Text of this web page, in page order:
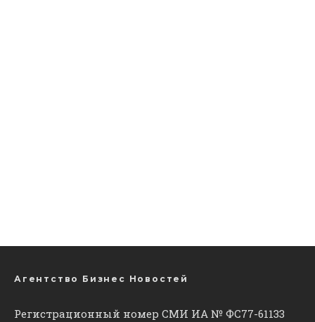
Агентство Бизнес Новостей
Регистрационный номер СМИ ИА № ФС77-61133